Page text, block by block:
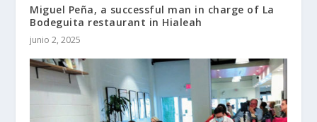
Miguel Peña, a successful man in charge of La
Bodeguita restaurant in Hialeah
junio 2, 2025